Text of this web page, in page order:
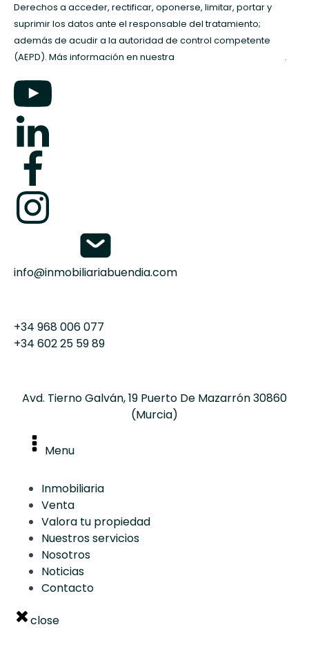
Derechos a acceder, rectificar, oponerse, limitar, portar y
suprimir los datos ante el responsable del tratamiento;
además de acudir a la autoridad de control competente
(AEPD). Más información en nuestra
.
info@inmobiliariabuendia.com
+34 968 006 077
+34 602 25 59 89
Avd. Tierno Galván, 19 Puerto De Mazarrón 30860
(Murcia)
Menu
Inmobiliaria
Venta
Valora tu propiedad
Nuestros servicios
Nosotros
Noticias
Contacto
close